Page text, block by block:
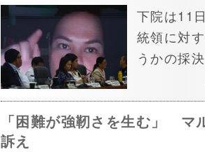
下院は11
統領に対
うかの採
「困難が強靭さを生む」 マ
訴え